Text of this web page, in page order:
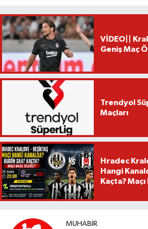
VİDEO||
Geniş Maç
Trendyol
Maçları
Hradec
Hangi
Kaçta?
MUHABIR